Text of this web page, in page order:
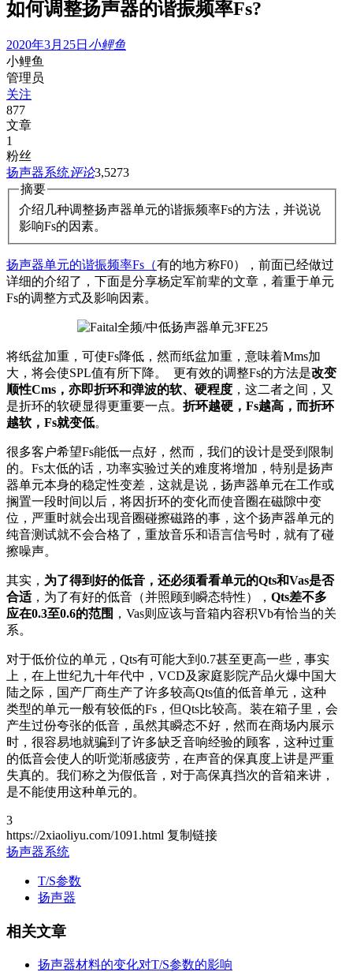
如何调整扬声器的谐振频率Fs?
2020年3月25日 小鲤鱼
小鲤鱼
管理员
关注
877
文章
1
粉丝
扬声器系统评论3,5273
摘要
介绍几种调整扬声器单元的谐振频率Fs的方法，并说说
影响Fs的因素。
扬声器单元的谐振频率Fs（有的地方称F0），前面已经做过
详细的介绍了，下面是分享杨定军前辈的文章，着重于单元
Fs的调整方式及影响因素。
将纸盆加重，可使Fs降低，然而纸盆加重，意味着Mms加
大，将会使SPL值有所下降。 更有效的调整Fs的方法是改变
顺性Cms，亦即折环和弹波的软、硬程度 ，这二者之间，又
是折环的软硬显得更重要一点。 折环越硬，Fs越高，而折环
越软，Fs就变低。
很多客户希望Fs能低一点好，然而，我们的设计是受到限制
的。Fs太低的话，功率实验过关的难度将增加，特别是扬声
器单元本身的稳定性变差，这就是说，扬声器单元在工作或
搁置一段时间以后，将因折环的变化而使音圈在磁隙中变
位，严重时就会出现音圈碰擦磁路的事，这个扬声器单元的
纯音测试就不会合格了，重放音乐和语言信号时，就有了碰
擦噪声。
其实， 为了得到好的低音，还必须看看单元的Qts和Vas是否
合适 ，为了有好的低音（并照顾到瞬态特性）， Qts差不多
应在0.3至0.6的范围 ，Vas则应该与音箱内容积Vb有恰当的关
系。
对于低价位的单元，Qts有可能大到0.7甚至更高一些，事实
上，在上世纪九十年代中，VCD及家庭影院产品火爆中国大
陆之际，国产厂商生产了许多较高Qts值的低音单元，这种
类型的单元一般有较低的Fs，但Qts比较高。装在箱子里，会
产生过份夸张的低音，虽然其瞬态不好，然而在商场内展示
时，很容易地就骗到了许多缺乏音响经验的顾客，这种过重
的低音会使人的听觉渐感疲劳，在声音的保真度上讲是严重
失真的。我们称之为假低音，对于高保真挡次的音箱来讲，
是不能使用这种单元的。
3
https://2xiaoliyu.com/1091.html 复制链接
扬声器系统
T/S参数
扬声器
相关文章
扬声器材料的变化对T/S参数的影响